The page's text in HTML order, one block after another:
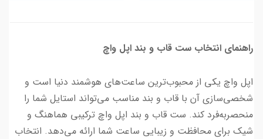
راهنمای انتخاب ست قاب و بند اپل واچ
اپل واچ یکی از محبوب‌ترین ساعت‌های هوشمند دنیا است و
شخصی‌سازی آن با قاب و بند مناسب می‌تواند استایل شما را
منحصربه‌فرد کند. ست قاب و بند اپل واچ ترکیبی هماهنگ و
شیک برای محافظت و زیبایی ساعت شما ارائه می‌دهد. انتخاب